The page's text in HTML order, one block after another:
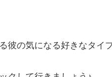
彼の気になる好きなタイ